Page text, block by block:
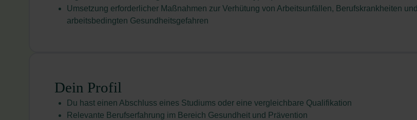
Umsetzung erforderlicher Maßnahmen zur Verhütung von Arbeitsunfällen, Berufskrankheiten und
arbeitsbedingten Gesundheitsgefahren
Dein Profil
Du hast einen Abschluss eines Studiums oder eine vergleichbare Qualifikation
Relevante Berufserfahrung im Bereich Gesundheit und Prävention